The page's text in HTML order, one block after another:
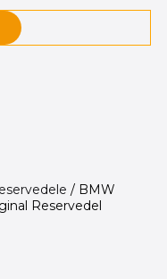
/ BMW
Reservedel